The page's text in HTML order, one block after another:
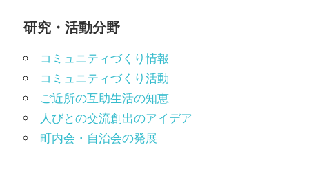
研究・活動分野
コミュニティづくり情報
コミュニティづくり活動
ご近所の互助生活の知恵
人びとの交流創出のアイデア
町内会・自治会の発展